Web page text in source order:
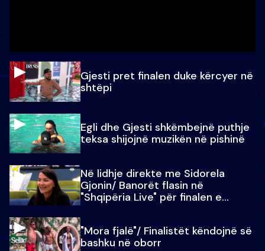
Gjesti pret finalen duke kërcyer në
shtëpi
Egli dhe Gjesti shkëmbejnë puthje
teksa shijojnë muzikën në pishinë
Në lidhje direkte me Sidorela
Gjonin/ Banorët flasin në
"Shqipëria Live" për finalen e
"Mora fjalë"/ Finalistët këndojnë së
bashku në oborr